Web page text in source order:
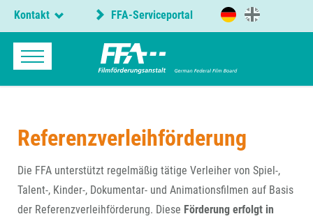
Kontakt FFA-Serviceportal
Referenzverleihförderung
Die FFA unterstützt regelmäßig tätige Verleiher von Spiel-,
Talent-, Kinder-, Dokumentar- und Animationsfilmen auf Basis
der Referenzverleihförderung. Diese Förderung erfolgt in